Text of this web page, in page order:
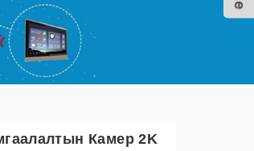
Камер 2K